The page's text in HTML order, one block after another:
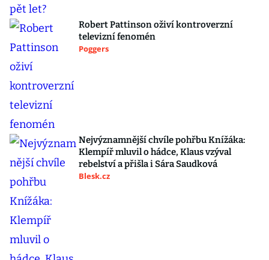
Robert Pattinson oživí kontroverzní
televizní fenomén
Poggers
Nejvýznamnější chvíle pohřbu Knížáka:
Klempíř mluvil o hádce, Klaus vzýval
rebelství a přišla i Sára Saudková
Blesk.cz